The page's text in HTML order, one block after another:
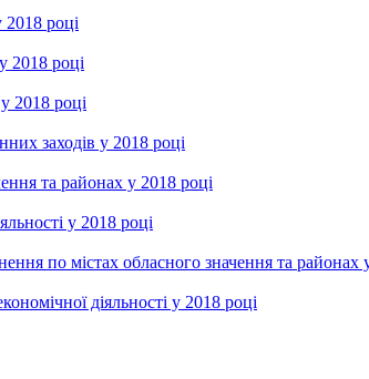
році
2018 році
2018 році
заходів у 2018 році
та районах у 2018 році
у 2018 році
по містах обласного значення та районах
діяльності у 2018 році